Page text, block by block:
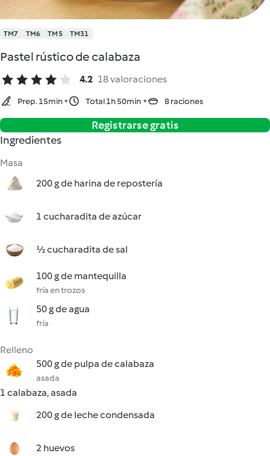
TM7 TM6 TM5 TM31
Pastel rústico de calabaza
4.2 18 valoraciones
Prep. 15min Total 1h 50min 8 raciones
Registrarse gratis
Ingredientes
Masa
200 g de harina de repostería
1 cucharadita de azúcar
½ cucharadita de sal
100 g de mantequilla
fría en trozos
50 g de agua
fría
Relleno
500 g de pulpa de calabaza
asada
1 calabaza, asada
200 g de leche condensada
2 huevos